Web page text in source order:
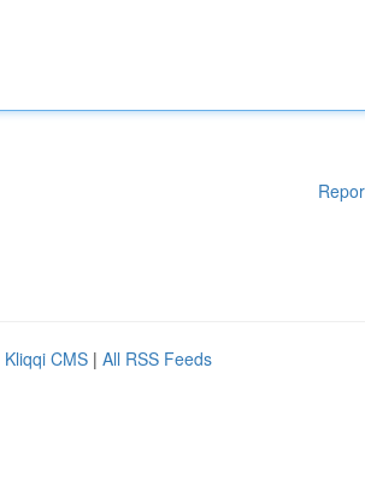
Kliqqi CMS | All RSS Feeds